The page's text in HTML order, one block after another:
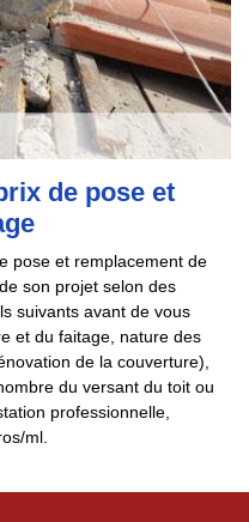
de pose et
pose et remplacement de
son projet selon des
suivants avant de vous
et du faitage, nature des
de la couverture),
du versant du toit ou
professionnelle,
ml.